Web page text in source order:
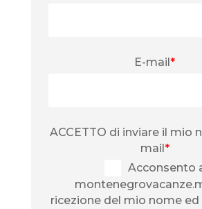
E-mail*
ACCETTO di inviare il mio
mail*
Acconsento
ricezione del mio nome